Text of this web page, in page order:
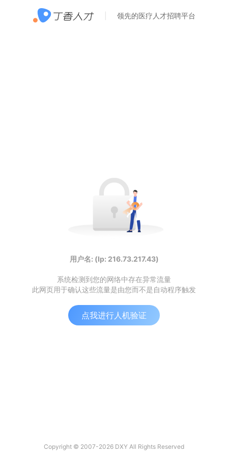
领先的医疗人才招聘平台
用户名: (Ip: 216.73.217.43)
系统检测到您的网络中存在异常流量
此网页用于确认这些流量是由您而不是自动程序触发
点我进行人机验证
Copyright © 2007-2026 DXY All Rights Reserved